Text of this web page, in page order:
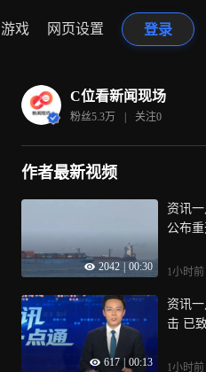
游戏 网页设置 登录
C位看新闻现场
粉丝5.3万 | 关注0
作者最新视频
2042 00:30
资讯
公布
1小时前
617 00:13
资讯
击 已
1小时前